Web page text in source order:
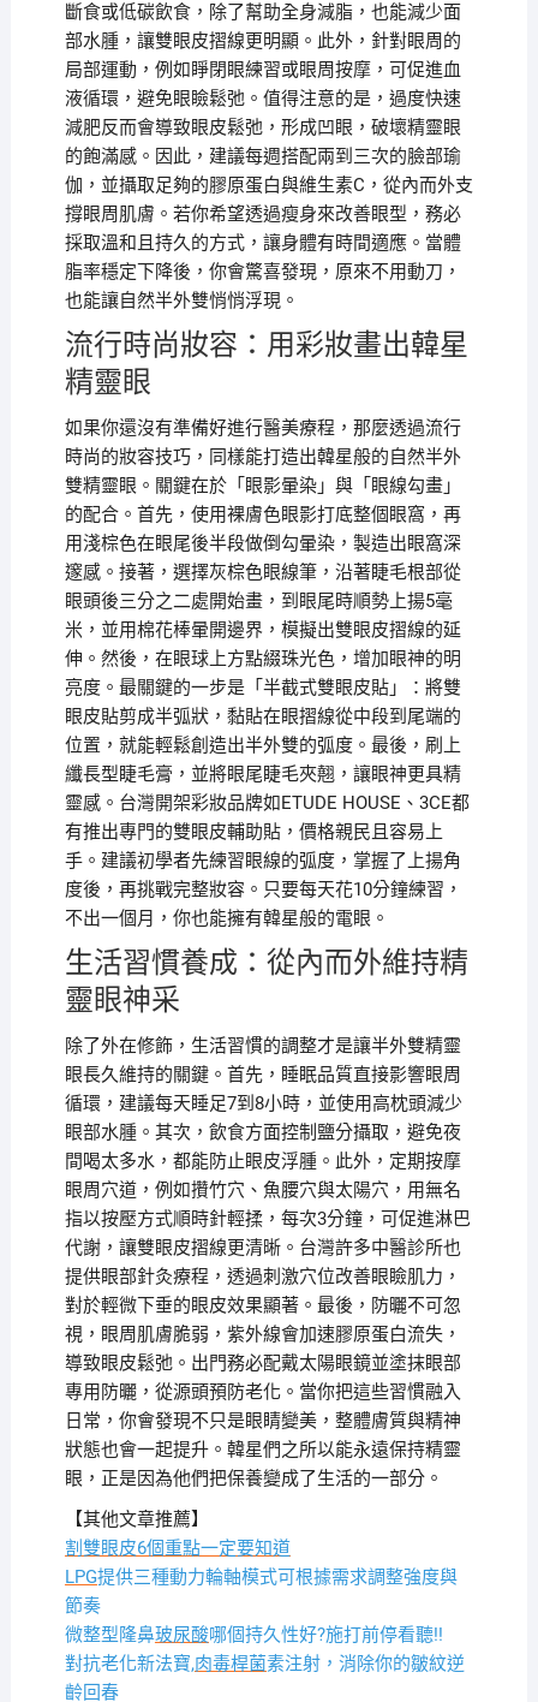
斷食或低碳飲食，除了幫助全身減脂，也能減少面
部水腫，讓雙眼皮摺線更明顯。此外，針對眼周的
局部運動，例如睜閉眼練習或眼周按摩，可促進血
液循環，避免眼瞼鬆弛。值得注意的是，過度快速
減肥反而會導致眼皮鬆弛，形成凹眼，破壞精靈眼
的飽滿感。因此，建議每週搭配兩到三次的臉部瑜
伽，並攝取足夠的膠原蛋白與維生素C，從內而外支
撐眼周肌膚。若你希望透過瘦身來改善眼型，務必
採取溫和且持久的方式，讓身體有時間適應。當體
脂率穩定下降後，你會驚喜發現，原來不用動刀，
也能讓自然半外雙悄悄浮現。
流行時尚妝容：用彩妝畫出韓星
精靈眼
如果你還沒有準備好進行醫美療程，那麼透過流行
時尚的妝容技巧，同樣能打造出韓星般的自然半外
雙精靈眼。關鍵在於「眼影暈染」與「眼線勾畫」
的配合。首先，使用裸膚色眼影打底整個眼窩，再
用淺棕色在眼尾後半段做倒勾暈染，製造出眼窩深
邃感。接著，選擇灰棕色眼線筆，沿著睫毛根部從
眼頭後三分之二處開始畫，到眼尾時順勢上揚5毫
米，並用棉花棒暈開邊界，模擬出雙眼皮摺線的延
伸。然後，在眼球上方點綴珠光色，增加眼神的明
亮度。最關鍵的一步是「半截式雙眼皮貼」：將雙
眼皮貼剪成半弧狀，黏貼在眼摺線從中段到尾端的
位置，就能輕鬆創造出半外雙的弧度。最後，刷上
纖長型睫毛膏，並將眼尾睫毛夾翹，讓眼神更具精
靈感。台灣開架彩妝品牌如ETUDE HOUSE、3CE都
有推出專門的雙眼皮輔助貼，價格親民且容易上
手。建議初學者先練習眼線的弧度，掌握了上揚角
度後，再挑戰完整妝容。只要每天花10分鐘練習，
不出一個月，你也能擁有韓星般的電眼。
生活習慣養成：從內而外維持精
靈眼神采
除了外在修飾，生活習慣的調整才是讓半外雙精靈
眼長久維持的關鍵。首先，睡眠品質直接影響眼周
循環，建議每天睡足7到8小時，並使用高枕頭減少
眼部水腫。其次，飲食方面控制鹽分攝取，避免夜
間喝太多水，都能防止眼皮浮腫。此外，定期按摩
眼周穴道，例如攢竹穴、魚腰穴與太陽穴，用無名
指以按壓方式順時針輕揉，每次3分鐘，可促進淋巴
代謝，讓雙眼皮摺線更清晰。台灣許多中醫診所也
提供眼部針灸療程，透過刺激穴位改善眼瞼肌力，
對於輕微下垂的眼皮效果顯著。最後，防曬不可忽
視，眼周肌膚脆弱，紫外線會加速膠原蛋白流失，
導致眼皮鬆弛。出門務必配戴太陽眼鏡並塗抹眼部
專用防曬，從源頭預防老化。當你把這些習慣融入
日常，你會發現不只是眼睛變美，整體膚質與精神
狀態也會一起提升。韓星們之所以能永遠保持精靈
眼，正是因為他們把保養變成了生活的一部分。
【其他文章推薦】
割雙眼皮6個重點一定要知道
LPG提供三種動力輪軸模式可根據需求調整強度與
節奏
微整型隆鼻玻尿酸哪個持久性好?施打前停看聽!!
對抗老化新法寶,肉毒桿菌素注射，消除你的皺紋逆
齡回春